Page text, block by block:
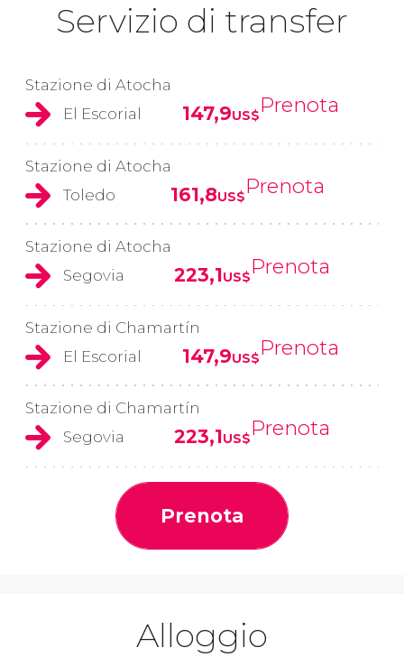
Servizio di transfer
Stazione di Atocha
El Escorial
147,9US$Prenota
Stazione di Atocha
Toledo
161,8US$Prenota
Stazione di Atocha
Segovia
223,1US$Prenota
Stazione di Chamartín
El Escorial
147,9US$Prenota
Stazione di Chamartín
Segovia
223,1US$Prenota
Prenota
Alloggio